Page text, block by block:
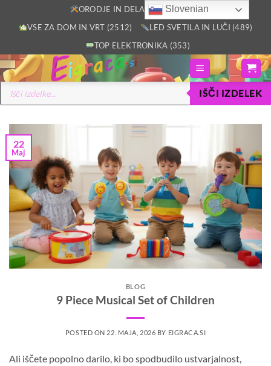
ORODJE IN DELAVNICA (2805)
VSE ZA DOM IN VRT (2512)
LED SVETILA IN LUČI (489)
TOP ELEKTRONIKA (353)
Products
search
IŠČI IZDELEK
22
Maj
BLOG
9 Piece Musical Set of Children
POSTED ON 22. MAJA, 2026 BY EIGRACA.SI
Ali iščete popolno darilo, ki bo spodbudilo ustvarjalnost,
Slovenian